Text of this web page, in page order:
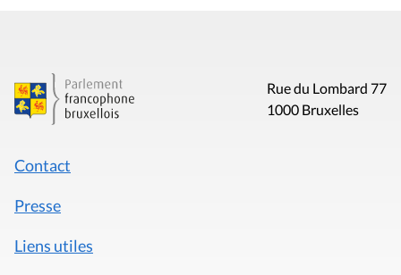
Rue du Lombard 77
1000 Bruxelles
Contact
Presse
Liens utiles